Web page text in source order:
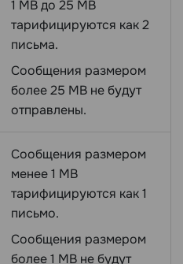
1 MB до 25 MB
тарифицируются как 2
письма.
Сообщения размером
более 25 MB не будут
отправлены.
Сообщения размером
менее 1 MB
тарифицируются как 1
письмо.
Сообщения размером
более 1 MB не будут